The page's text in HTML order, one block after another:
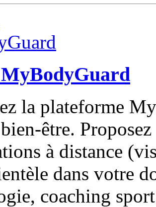
la plateforme
être.
à distance
dans votre
coaching sport